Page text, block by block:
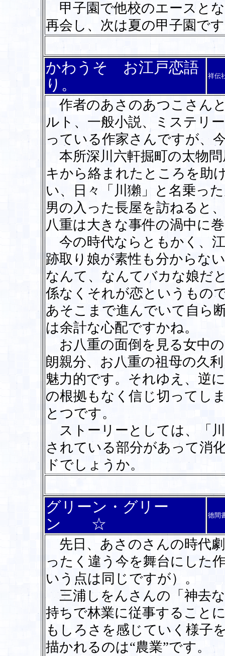
甲子園で他校のエースと
再会し、次は夏の甲子園で
かわうそ お江戸恋語
り。
祥伝
作者のあさのあつこさん
ルト、一般小説、ミステリ
っている作家さんですが、
本所深川六軒掘町の太物
キから絡まれたところを助
い、日々「川獺」と名乗っ
男の入った長屋を訪ねると
八重は大きな事件の渦中に
今の時代ならともかく、
跡取り娘が素性も分からな
なんて、なんてバカな娘だ
係なくそれが恋というもの
あそこまで進んでいて自ら
は余計な心配ですかね。
お八重の面倒を見る女中
朗親分、お八重の祖母の久
魅力的です。それゆえ、逆
の根拠もなく信じ切ってし
とつです。
ストーリーとしては、「
されている部分があって消
ドでしょうか。
グリーン・グリー
ン ☆
徳間
先日、あさのさんの時代
ったく違う今を舞台にした
いう点は同じですが）。
三浦しをんさんの「神去
持ちで林業に従事すること
もしろさを感じていく様子
描かれるのは“農業”です。